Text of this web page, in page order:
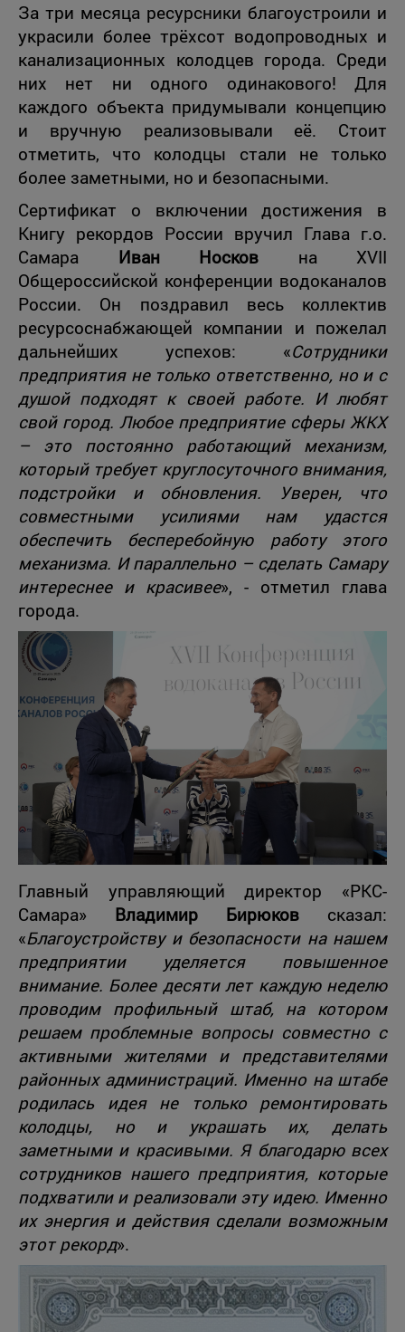
За три месяца ресурсники благоустроили и
украсили более трёхсот водопроводных и
канализационных колодцев города. Среди
них нет ни одного одинакового! Для
каждого объекта придумывали концепцию
и вручную реализовывали её. Стоит
отметить, что колодцы стали не только
более заметными, но и безопасными.
Сертификат о включении достижения в
Книгу рекордов России вручил Глава г.о.
Самара Иван Носков на XVII
Общероссийской конференции водоканалов
России. Он поздравил весь коллектив
ресурсоснабжающей компании и пожелал
дальнейших успехов: «Сотрудники
предприятия не только ответственно, но и с
душой подходят к своей работе. И любят
свой город. Любое предприятие сферы ЖКХ
– это постоянно работающий механизм,
который требует круглосуточного внимания,
подстройки и обновления. Уверен, что
совместными усилиями нам удастся
обеспечить бесперебойную работу этого
механизма. И параллельно – сделать Самару
интереснее и красивее», - отметил глава
города.
Главный управляющий директор «РКС-
Самара» Владимир Бирюков сказал:
«Благоустройству и безопасности на нашем
предприятии уделяется повышенное
внимание. Более десяти лет каждую неделю
проводим профильный штаб, на котором
решаем проблемные вопросы совместно с
активными жителями и представителями
районных администраций. Именно на штабе
родилась идея не только ремонтировать
колодцы, но и украшать их, делать
заметными и красивыми. Я благодарю всех
сотрудников нашего предприятия, которые
подхватили и реализовали эту идею. Именно
их энергия и действия сделали возможным
этот рекорд».